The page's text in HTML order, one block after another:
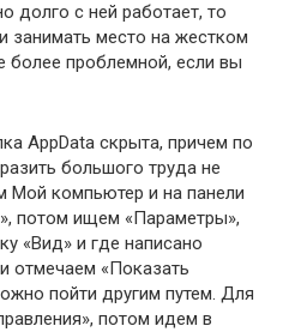
долго с ней работает, то
занимать место на жестком
более проблемной, если вы
AppData скрыта, причем по
большого труда не
Мой компьютер и на панели
потом ищем «Параметры»,
«Вид» и где написано
отмечаем «Показать
пойти другим путем. Для
потом идем в